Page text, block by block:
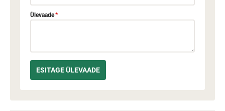
Ülevaade*